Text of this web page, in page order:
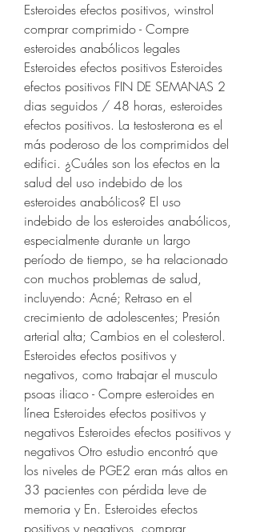
Esteroides efectos positivos, winstrol
comprar comprimido - Compre
esteroides anabólicos legales
Esteroides efectos positivos Esteroides
efectos positivos FIN DE SEMANAS 2
dias seguidos / 48 horas, esteroides
efectos positivos. La testosterona es el
más poderoso de los comprimidos del
edifici. ¿Cuáles son los efectos en la
salud del uso indebido de los
esteroides anabólicos? El uso
indebido de los esteroides anabólicos,
especialmente durante un largo
período de tiempo, se ha relacionado
con muchos problemas de salud,
incluyendo: Acné; Retraso en el
crecimiento de adolescentes; Presión
arterial alta; Cambios en el colesterol.
Esteroides efectos positivos y
negativos, como trabajar el musculo
psoas iliaco - Compre esteroides en
línea Esteroides efectos positivos y
negativos Esteroides efectos positivos y
negativos Otro estudio encontró que
los niveles de PGE2 eran más altos en
33 pacientes con pérdida leve de
memoria y En. Esteroides efectos
positivos y negativos, comprar